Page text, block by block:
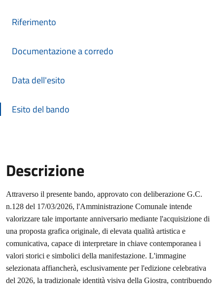
Riferimento
Documentazione a corredo
Data dell'esito
Esito del bando
Descrizione
Descrizione Bando
Attraverso il presente bando, approvato con deliberazione G.C.
n.128 del 17/03/2026, l'Amministrazione Comunale intende
valorizzare tale importante anniversario mediante l'acquisizione di
una proposta grafica originale, di elevata qualità artistica e
comunicativa, capace di interpretare in chiave contemporanea i
valori storici e simbolici della manifestazione. L'immagine
selezionata affiancherà, esclusivamente per l'edizione celebrativa
del 2026, la tradizionale identità visiva della Giostra, contribuendo